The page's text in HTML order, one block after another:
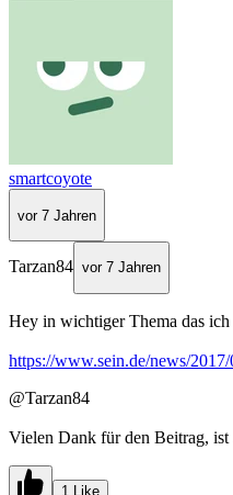
smartcoyote
vor 7 Jahren
Tarzan84 vor 7 Jahren
Hey in wichtiger Thema das ich
https://www.sein.de/news/
@Tarzan84
Vielen Dank für den Beitrag, ist
1 Like